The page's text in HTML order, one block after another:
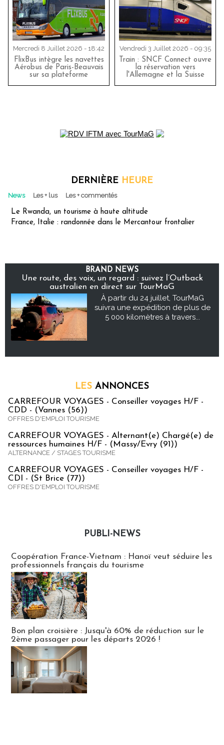
Mercredi 8 Juillet 2026 - 18:42
FlixBus intègre les navettes
Aérobus de Paris-Beauvais
sur sa plateforme
Vendredi 3 Juillet 2026 - 09:35
Train : SNCF Connect ouvre
la réservation vers
l'Allemagne et la Suisse
DERNIÈRE HEURE
News Les + lus Les + commentés
Le Rwanda, un tourisme à haute altitude
France, Italie : randonnée dans le Mercantour frontalier
BRAND NEWS
Une route, des voix, un regard : suivez l’Outback
australien en direct sur TourMaG
À partir du 24 juillet, TourMaG
suivra une expédition de plus de
5 000 kilomètres à travers...
LES ANNONCES
CARREFOUR VOYAGES - Conseiller voyages H/F -
CDD - (Vannes (56))
OFFRES D'EMPLOI TOURISME
CARREFOUR VOYAGES - Alternant(e) Chargé(e) de
ressources humaines H/F - (Massy/Evry (91))
ALTERNANCE / STAGES TOURISME
CARREFOUR VOYAGES - Conseiller voyages H/F -
CDI - (St Brice (77))
OFFRES D'EMPLOI TOURISME
PUBLI-NEWS
Coopération France-Vietnam : Hanoï veut séduire les
professionnels français du tourisme
Bon plan croisière : Jusqu'à 60% de réduction sur le
2ème passager pour les départs 2026 !